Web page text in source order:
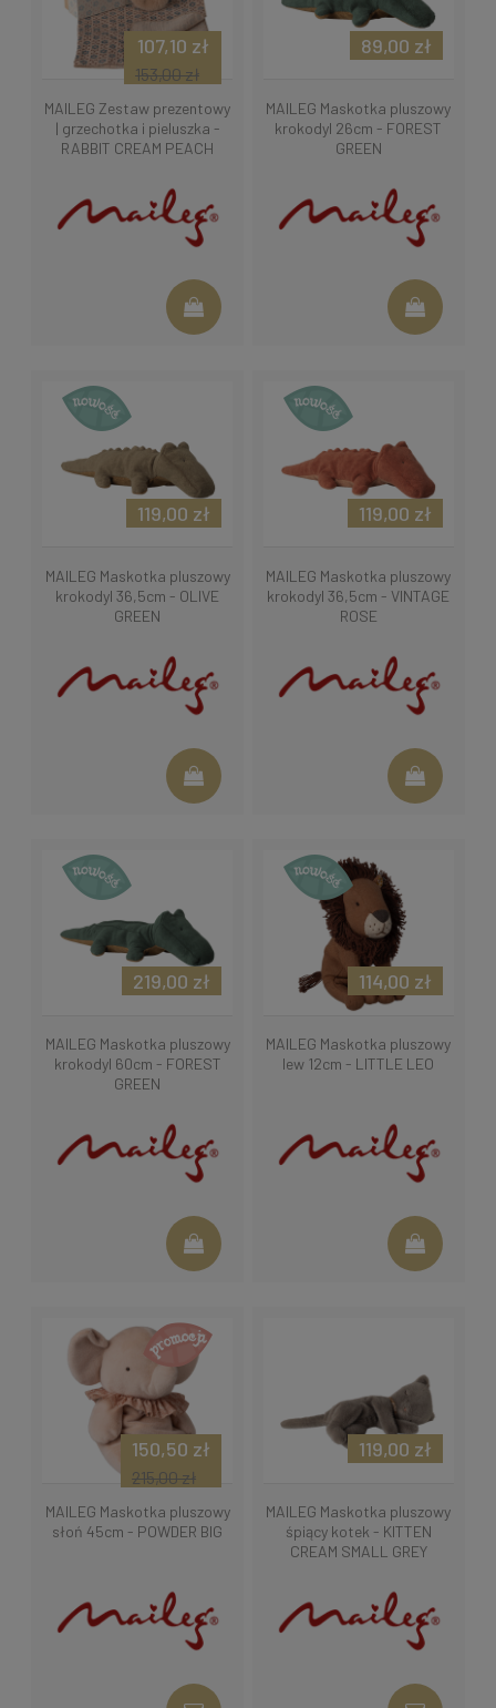
MAILEG Zestaw prezentowy
| grzechotka i pieluszka -
RABBIT CREAM PEACH
107,10 zł
153,00 zł
MAILEG Maskotka pluszowy
krokodyl 26cm - FOREST
GREEN
89,00 zł
MAILEG Maskotka pluszowy
krokodyl 36,5cm - OLIVE
GREEN
119,00 zł
MAILEG Maskotka pluszowy
krokodyl 36,5cm - VINTAGE
ROSE
119,00 zł
MAILEG Maskotka pluszowy
krokodyl 60cm - FOREST
GREEN
219,00 zł
MAILEG Maskotka pluszowy
lew 12cm - LITTLE LEO
114,00 zł
MAILEG Maskotka pluszowy
słoń 45cm - POWDER BIG
150,50 zł
215,00 zł
MAILEG Maskotka pluszowy
śpiący kotek - KITTEN
CREAM SMALL GREY
119,00 zł